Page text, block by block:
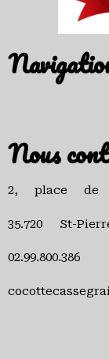
Nous
2, place de
35.720 St-
02.99.800.386